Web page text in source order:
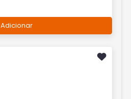
Adicionar